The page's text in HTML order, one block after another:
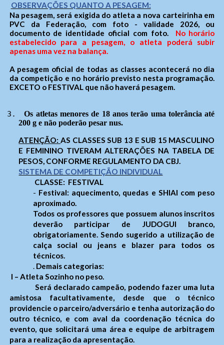
OBSERVAÇÕES QUANTO A PESAGEM:
Na pesagem, será exigida do atleta a nova carteirinha em
PVC da Federação, com foto - validade 2026, ou
documento de identidade oficial com foto.
Nohorário
estabelecido para a pesagem, o atleta poderá subir
apenas uma vez na balança.
A pesagem oficial de todas as classes acontecerá no dia
da competição e no horário previsto nesta programação.
EXCETO o FESTIVAL que não haverá pesagem.
3.
Os atletas menores de 18 anos terão uma tolerância até
200 g e não poderão pesar nus.
ATENÇÃO:AS CLASSES SUB 13 E SUB 15 MASCULINO
E FEMININO TIVERAM ALTERAÇÕES NA TABELA DE
PESOS, CONFORME REGULAMENTO DA CBJ.
SISTEMA DE COMPETIÇÃO INDIVIDUAL
CLASSE: FESTIVAL
- Festival: aquecimento, quedas e SHIAI com peso
aproximado.
Todos os professores que possuem alunos inscritos
deverão participar de JUDOGUI branco,
obrigatoriamente. Sendo sugerido a utilização de
calça social ou jeans e blazer para todos os
técnicos.
.Demais categorias:
I – Atleta Sozinho no peso.
Será declarado campeão, podendo fazer uma luta
amistosa facultativamente, desde que o técnico
providencie o parceiro/adversário e tenha autorização do
outro técnico, e com aval da coordenação técnica do
evento, que solicitará uma área e equipe de arbitragem
para a realização da apresentação.